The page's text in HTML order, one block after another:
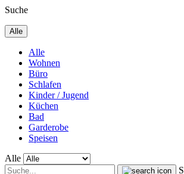
Suche
Alle
Alle
Wohnen
Büro
Schlafen
Kinder / Jugend
Küchen
Bad
Garderobe
Speisen
Alle